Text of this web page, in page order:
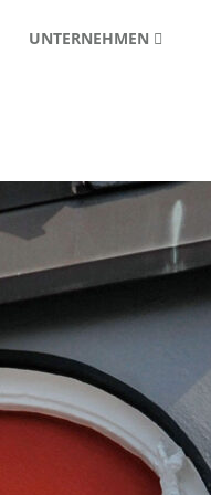
UNTERNEHMEN